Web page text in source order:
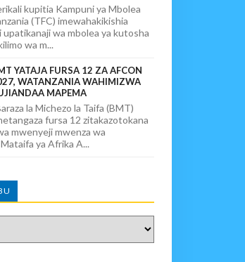
kupitia Kampuni ya Mbolea
(TFC) imewahakikishia
upatikanaji wa mbolea ya kutosha
wa m...
YATAJA FURSA 12 ZA AFCON
WATANZANIA WAHIMIZWA
MAPEMA
la Michezo la Taifa (BMT)
fursa 12 zitakazotokana
mwenyeji mwenza wa
ya Afrika A...